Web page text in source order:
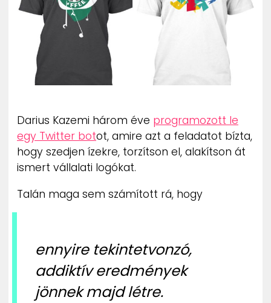
ZENE
MÉDIAAJÁNLAT
IMPRESSZUM
PR-ARCHÍVUM
ADATKEZELÉSI TÁJÉKOZTATÓ
Darius Kazemi három éve programozott le
egy Twitter botot, amire azt a feladatot bízta,
hogy szedjen ízekre, torzítson el, alakítson át
ismert vállalati logókat.
Talán maga sem számított rá, hogy
ennyire tekintetvonzó,
addiktív eredmények
jönnek majd létre.